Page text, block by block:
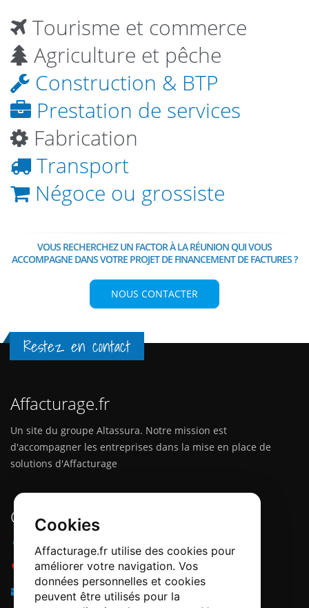
Cookies
Affacturage.fr utilise des cookies pour
améliorer votre navigation. Vos
données personnelles et cookies
peuvent être utilisés pour la
Tourisme et commerce
Agriculture et pêche
Construction & BTP
Prestation de services
Fabrication
Transport
Négoce ou grossiste
VOUS RECHERCHEZ UN FACTOR À LA RÉUNION QUI VOUS
ACCOMPAGNE DANS VOTRE PROJET DE FINANCEMENT DE FACTURES ?
NOUS CONTACTER
Restez en contact
Affacturage.fr
Un site du groupe Altassura. Notre mission est
d'accompagner les entreprises dans la mise en place de
solutions d'Affacturage
Contactez-nous
Adresse :
12 Quai Papacino, 06300 Nice
Téléphone :0184218540
info@affacturage.fr